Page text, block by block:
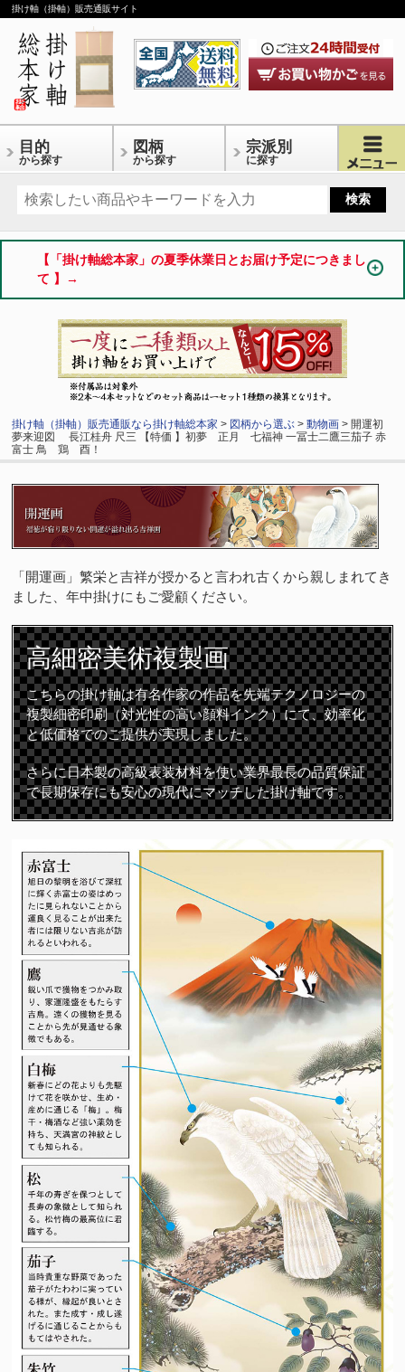
掛け軸（掛軸）販売通販サイト
目的
から探す
図柄
から探す
宗派別
に探す
【「掛け軸総本家」の夏季休業日とお届け予定につきまし
て 】→
掛け軸（掛軸）販売通販なら掛け軸総本家 > 図柄から選ぶ >動物画 > 開運初
夢来迎図 長江桂舟 尺三 【特価 】初夢 正月 七福神 一冨士二鷹三茄子 赤
富士 鳥 鶏 酉！
「開運画」繁栄と吉祥が授かると言われ古くから親しまれてき
ました、年中掛けにもご愛顧ください。
高細密美術複製画
こちらの掛け軸は有名作家の作品を先端テクノロジーの
複製細密印刷（対光性の高い顔料インク）にて、効率化
と低価格でのご提供が実現しました。
さらに日本製の高級表装材料を使い業界最長の品質保証
で長期保存にも安心の現代にマッチした掛け軸です。